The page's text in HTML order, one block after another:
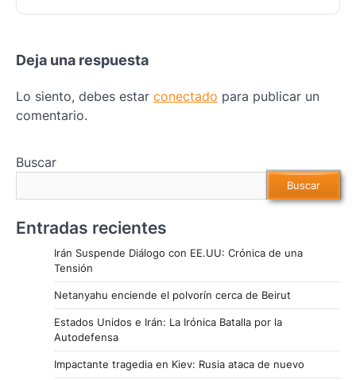
Deja una respuesta
Lo siento, debes estar conectado para publicar un
comentario.
Buscar
Buscar
Entradas recientes
Irán Suspende Diálogo con EE.UU: Crónica de una
Tensión
Netanyahu enciende el polvorín cerca de Beirut
Estados Unidos e Irán: La Irónica Batalla por la
Autodefensa
Impactante tragedia en Kiev: Rusia ataca de nuevo